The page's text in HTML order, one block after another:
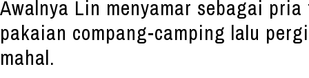
Awalnya Lin menyamar sebagai
pakaian compang-camping lalu
mahal.